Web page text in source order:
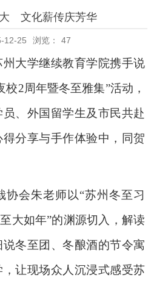
文化薪传庆芳华
12-25 浏览： 47
州大学继续教育学院携手说
2周年暨冬至雅集”活动，
、外国留学生及市民共赴
分享与手作体验中，同贺
会朱老师以“苏州冬至习
大如年”的渊源切入，解读
冬至团、冬酿酒的节令寓
让现场众人沉浸式感受苏